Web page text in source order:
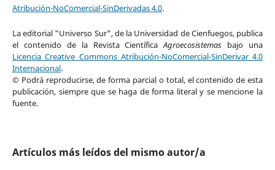
Atribución-NoComercial-SinDerivadas 4.0.
La editorial "Universo Sur", de la Universidad de Cienfuegos, publica
el contenido de la Revista Científica Agroecosistemas bajo una
Licencia Creative Commons Atribución-NoComercial-SinDerivar 4.0
Internacional.
© Podrá reproducirse, de forma parcial o total, el contenido de esta
publicación, siempre que se haga de forma literal y se mencione la
fuente.
Artículos más leídos del mismo autor/a